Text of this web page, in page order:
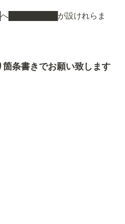
█████████が設けれらま
条書きでお願い致します